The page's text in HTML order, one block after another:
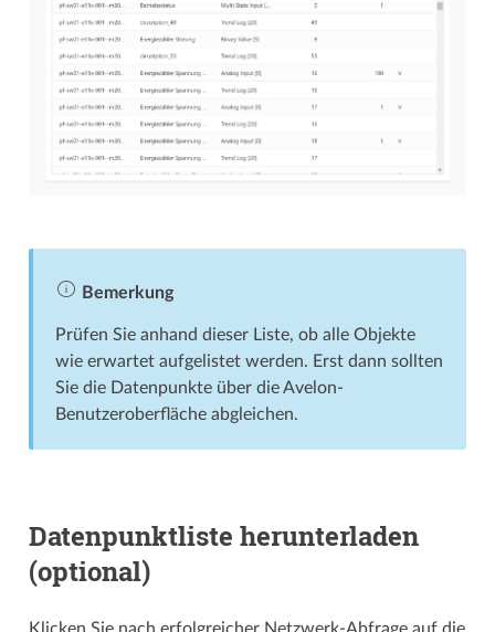
Bemerkung
Prüfen Sie anhand dieser Liste, ob alle Objekte
wie erwartet aufgelistet werden. Erst dann sollten
Sie die Datenpunkte über die Avelon-
Benutzeroberfläche abgleichen.
Datenpunktliste herunterladen
(optional)